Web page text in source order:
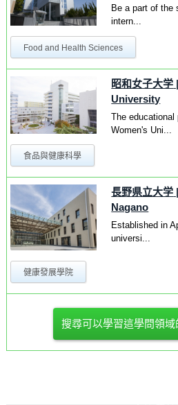
Be a part of the
intern...
Food and Health Sciences
昭和女子大学
University
The educational
Women's Uni...
食品與健康科學
長野県立大学
Nagano
Established in
universi...
健康發展學院
搜尋可以學習這學問領